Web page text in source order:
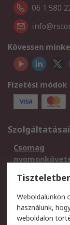
06 1 580
Kövessen
Fizetési módok
Csomag
Regisztráció
Weboldalunkon
használunk,
weboldalon